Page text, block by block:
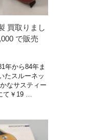
買取りまし
で販売
年から84年ま
たスルーネッ
なサスティー
て￥19 …